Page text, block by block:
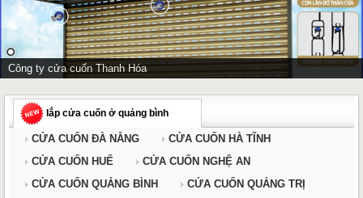
Công ty cửa cuốn Thanh Hóa
lắp cửa cuốn ở quảng bình
CỬA CUỐN ĐÀ NẴNG
CỬA CUỐN HÀ TĨNH
CỬA CUỐN HUẾ
CỬA CUỐN NGHỆ AN
CỬA CUỐN QUẢNG BÌNH
CỬA CUỐN QUẢNG TRỊ